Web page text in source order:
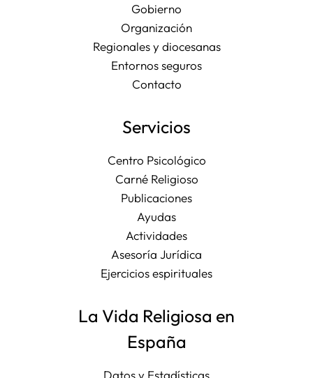
Gobierno
Organización
Regionales y diocesanas
Entornos seguros
Contacto
Servicios
Centro Psicológico
Carné Religioso
Publicaciones
Ayudas
Actividades
Asesoría Jurídica
Ejercicios espirituales
La Vida Religiosa en
España
Datos y Estadísticas